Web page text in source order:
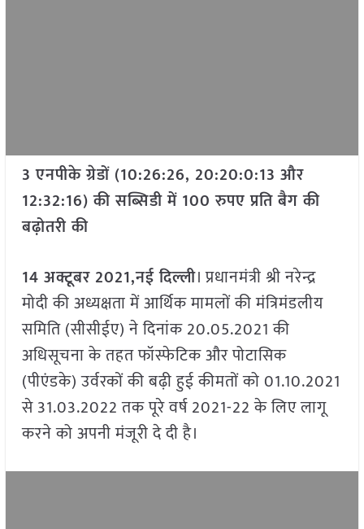
3 एनपीके ग्रेडों (10:26:26, 20:20:0:13 और
12:32:16) की सब्सिडी में 100 रुपए प्रति बैग की
बढ़ोतरी की
14 अक्टूबर 2021,नई दिल्ली। प्रधानमंत्री श्री नरेन्द्र
मोदी की अध्यक्षता में आर्थिक मामलों की मंत्रिमंडलीय
समिति (सीसीईए) ने दिनांक 20.05.2021 की
अधिसूचना के तहत फॉस्फेटिक और पोटासिक
(पीएंडके) उर्वरकों की बढ़ी हुई कीमतों को 01.10.2021
से 31.03.2022 तक पूरे वर्ष 2021-22 के लिए लागू
करने को अपनी मंजूरी दे दी है।